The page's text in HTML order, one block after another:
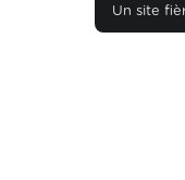
Un site